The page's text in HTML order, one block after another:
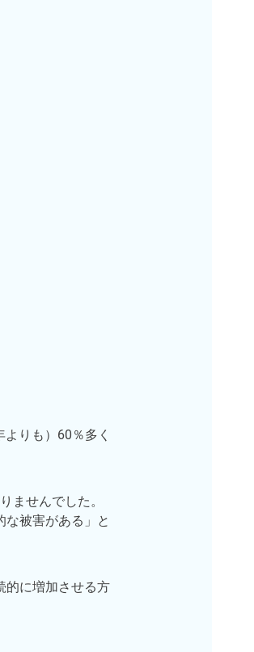
りも）60％多く
ませんでした。
な被害がある」と
的に増加させる方